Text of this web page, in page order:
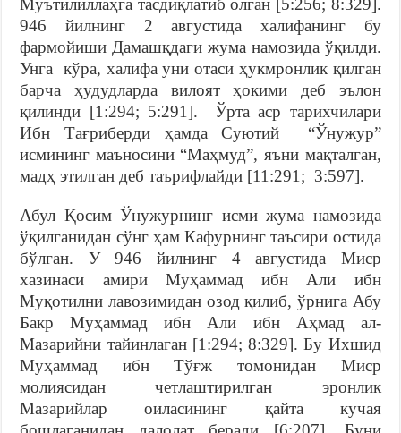
946 йилнинг 2 августида халифанинг бу
фармойиши Дамашқдаги жума намозида ўқилди.
Унга кўра, халифа уни отаси ҳукмронлик қилган
барча ҳудудларда вилоят ҳокими деб эълон
қилинди [1:294; 5:291]. Ўрта аср тарихчилари
Ибн Тағриберди ҳамда Суютий “Ўнужур”
исмининг маъносини “Маҳмуд”, яъни мақталган,
мадҳ этилган деб таърифлайди [11:291; 3:597].
Абул Қосим Ўнужурнинг исми жума намозида
ўқилганидан сўнг ҳам Кафурнинг таъсири остида
бўлган. У 946 йилнинг 4 августида Миср
хазинаси амири Муҳаммад ибн Али ибн
Муқотилни лавозимидан озод қилиб, ўрнига Абу
Бакр Муҳаммад ибн Али ибн Аҳмад ал-
Мазарийни тайинлаган [1:294; 8:329]. Бу Ихшид
Муҳаммад ибн Тўғж томонидан Миср
молиясидан четлаштирилган эронлик
Мазарийлар оиласининг қайта кучая